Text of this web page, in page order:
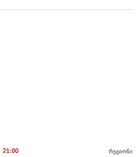
21:00 რეგიონი